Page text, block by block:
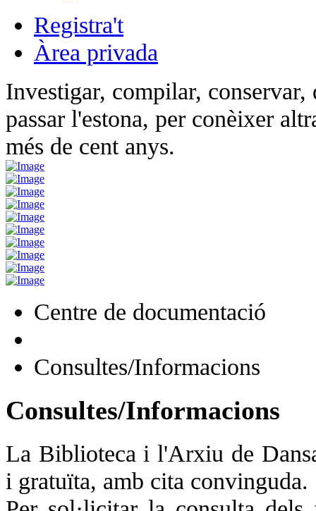
Registra't
Àrea privada
Investigar, compilar,
passar l'estona, per conèixer
més de cent anys.
Centre de documentació
Consultes/Informacions
Consultes/Informacions
La Biblioteca i l'Arxiu de
i gratuïta, amb cita convinguda.